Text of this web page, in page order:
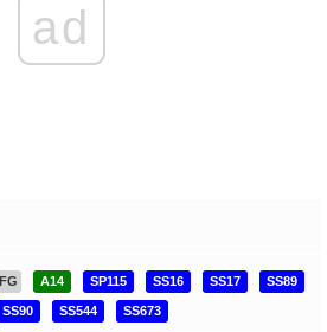
ad
FG A14 SP115 SS16 SS17 SS89
SS90 SS544 SS673